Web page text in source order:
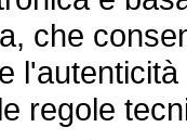
che
regole